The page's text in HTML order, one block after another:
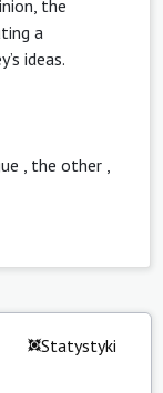
the
a
ideas.
the other
Statystyki